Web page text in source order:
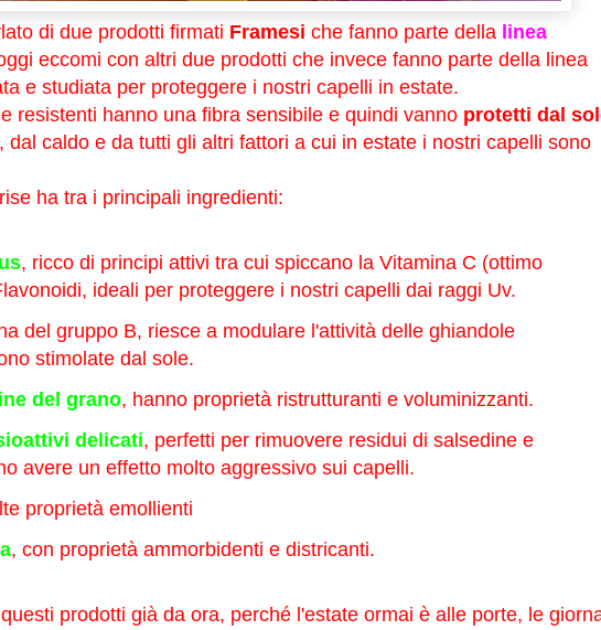
di due prodotti firmati Framesi che fanno parte della linea
eccomi con altri due prodotti che invece fanno parte della linea
e studiata per proteggere i nostri capelli in estate.
resistenti hanno una fibra sensibile e quindi vannoprotetti dal
dal caldo e da tutti gli altri fattori a cui in estate i nostri capelli sono
ha tra i principali ingredienti:
, ricco di principi attivi tra cui spiccano la Vitamina C (ottimo
ideali per proteggere i nostri capelli dai raggi Uv.
del gruppo B, riesce a modulare l'attività delle ghiandole
stimolate dal sole.
del grano, hanno proprietà ristrutturanti e voluminizzanti.
delicati, perfetti per rimuovere residui di salsedine e
avere un effetto molto aggressivo sui capelli.
proprietà emollienti
, con proprietà ammorbidenti e districanti.
prodotti già da ora, perché l'estate ormai è alle porte, le